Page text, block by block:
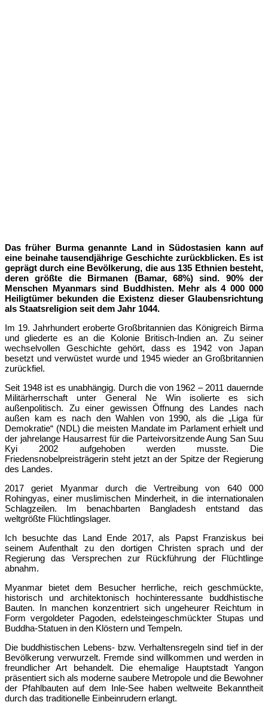
Das früher Burma genannte Land in Südostasien kann auf
eine beinahe tausendjährige Geschichte zurückblicken. Es ist
geprägt durch eine Bevölkerung, die aus 135 Ethnien besteht,
deren größte die Birmanen (Bamar, 68%) sind. 90% der
Menschen Myanmars sind Buddhisten. Mehr als 4 000 000
Heiligtümer bekunden die Existenz dieser Glaubensrichtung
als Staatsreligion seit dem Jahr 1044.
Im 19. Jahrhundert eroberte Großbritannien das Königreich Birma
und gliederte es an die Kolonie Britisch-Indien an. Zu seiner
wechselvollen Geschichte gehört, dass es 1942 von Japan
besetzt und verwüstet wurde und 1945 wieder an Großbritannien
zurückfiel.
Seit 1948 ist es unabhängig. Durch die von 1962 – 2011 dauernde
Militärherrschaft unter General Ne Win isolierte es sich
außenpolitisch. Zu einer gewissen Öffnung des Landes nach
außen kam es nach den Wahlen von 1990, als die „Liga für
Demokratie“ (NDL) die meisten Mandate im Parlament erhielt und
der jahrelange Hausarrest für die Parteivorsitzende Aung San Suu
Kyi 2002 aufgehoben werden musste. Die
Friedensnobelpreisträgerin steht jetzt an der Spitze der Regierung
des Landes.
2017 geriet Myanmar durch die Vertreibung von 640 000
Rohingyas, einer muslimischen Minderheit, in die internationalen
Schlagzeilen. Im benachbarten Bangladesh entstand das
weltgrößte Flüchtlingslager.
Ich besuchte das Land Ende 2017, als Papst Franziskus bei
seinem Aufenthalt zu den dortigen Christen sprach und der
Regierung das Versprechen zur Rückführung der Flüchtlinge
abnahm.
Myanmar bietet dem Besucher herrliche, reich geschmückte,
historisch und architektonisch hochinteressante buddhistische
Bauten. In manchen konzentriert sich ungeheurer Reichtum in
Form vergoldeter Pagoden, edelsteingeschmückter Stupas und
Buddha-Statuen in den Klöstern und Tempeln.
Die buddhistischen Lebens- bzw. Verhaltensregeln sind tief in der
Bevölkerung verwurzelt. Fremde sind willkommen und werden in
freundlicher Art behandelt. Die ehemalige Hauptstadt Yangon
präsentiert sich als moderne saubere Metropole und die Bewohner
der Pfahlbauten auf dem Inle-See haben weltweite Bekanntheit
durch das traditionelle Einbeinrudern erlangt.